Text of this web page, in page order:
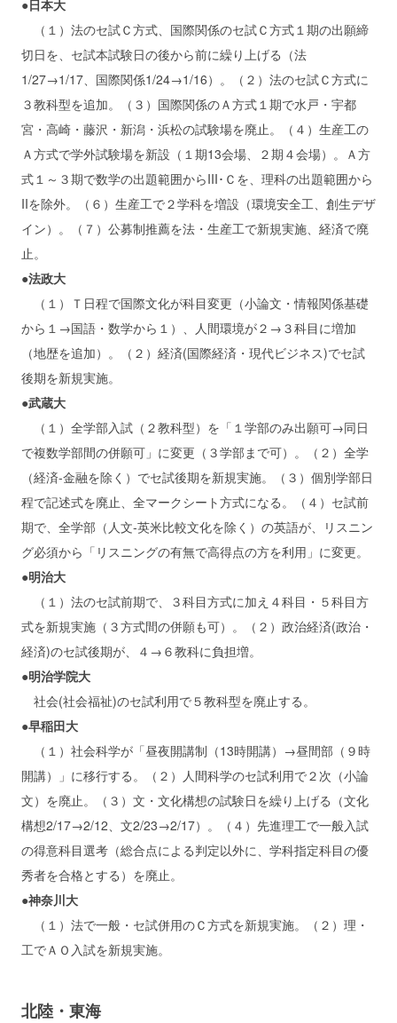
●日本大
（１）法のセ試Ｃ方式、国際関係のセ試Ｃ方式１期の出願締
切日を、セ試本試験日の後から前に繰り上げる（法
1/27→1/17、国際関係1/24→1/16）。（２）法のセ試Ｃ方式に
３教科型を追加。（３）国際関係のＡ方式１期で水戸・宇都
宮・高崎・藤沢・新潟・浜松の試験場を廃止。（４）生産工の
Ａ方式で学外試験場を新設（１期13会場、２期４会場）。Ａ方
式１～３期で数学の出題範囲からIII･Ｃを、理科の出題範囲から
IIを除外。（６）生産工で２学科を増設（環境安全工、創生デザ
イン）。（７）公募制推薦を法・生産工で新規実施、経済で廃
止。
●法政大
（１）Ｔ日程で国際文化が科目変更（小論文・情報関係基礎
から１→国語・数学から１）、人間環境が２→３科目に増加
（地歴を追加）。（２）経済(国際経済・現代ビジネス)でセ試
後期を新規実施。
●武蔵大
（１）全学部入試（２教科型）を「１学部のみ出願可→同日
で複数学部間の併願可」に変更（３学部まで可）。（２）全学
（経済‐金融を除く）でセ試後期を新規実施。（３）個別学部日
程で記述式を廃止、全マークシート方式になる。（４）セ試前
期で、全学部（人文‐英米比較文化を除く）の英語が、リスニン
グ必須から「リスニングの有無で高得点の方を利用」に変更。
●明治大
（１）法のセ試前期で、３科目方式に加え４科目・５科目方
式を新規実施（３方式間の併願も可）。（２）政治経済(政治・
経済)のセ試後期が、４→６教科に負担増。
●明治学院大
社会(社会福祉)のセ試利用で５教科型を廃止する。
●早稲田大
（１）社会科学が「昼夜開講制（13時開講）→昼間部（９時
開講）」に移行する。（２）人間科学のセ試利用で２次（小論
文）を廃止。（３）文・文化構想の試験日を繰り上げる（文化
構想2/17→2/12、文2/23→2/17）。（４）先進理工で一般入試
の得意科目選考（総合点による判定以外に、学科指定科目の優
秀者を合格とする）を廃止。
●神奈川大
（１）法で一般・セ試併用のＣ方式を新規実施。（２）理・
工でＡＯ入試を新規実施。
北陸・東海